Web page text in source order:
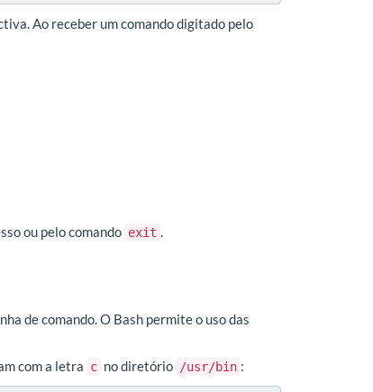
Ao receber um comando digitado pelo
ou pelo comando exit
de comando. O Bash permite o uso das
com a letra c no diretório /usr/bin :